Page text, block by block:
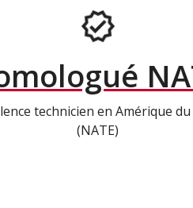
technicien en Amérique
(NATE)